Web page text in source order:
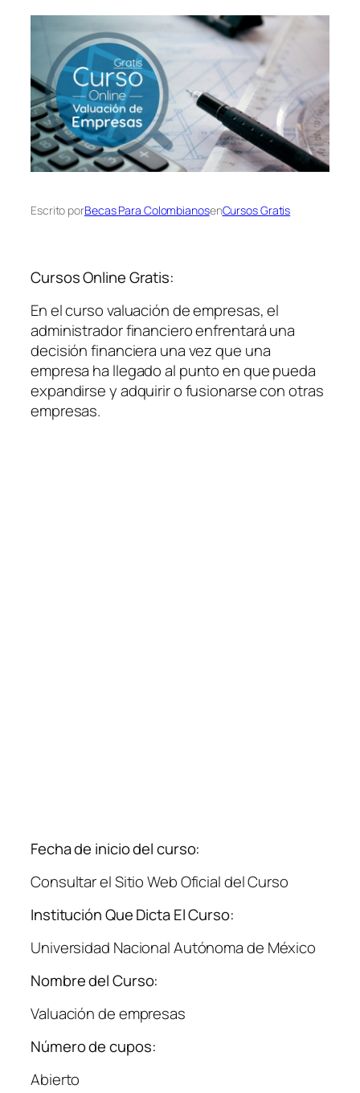
Escrito porBecas Para ColombianosenCursos Gratis
Cursos Online Gratis:
En el curso valuación de empresas, el
administrador financiero enfrentará una
decisión financiera una vez que una
empresa ha llegado al punto en que pueda
expandirse y adquirir o fusionarse con otras
empresas.
Fecha de inicio del curso:
Consultar el Sitio Web Oficial del Curso
Institución Que Dicta El Curso:
Universidad Nacional Autónoma de México
Nombre del Curso:
Valuación de empresas
Número de cupos:
Abierto